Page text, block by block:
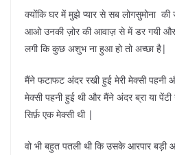
क्योंकि घर में मुझे प्यार से सब लोगसुमोना
आओ उनकी ज़ोर की आवाज़ से में डर गयी और
लगी कि कुछ अशुभ ना हुआ हो तो अच्छा है|
मैंने फटाफट अंदर रखी हुई मेरी मेक्सी पहनी
मेक्सी पहनी हुई थी और मैंने अंदर ब्रा या
सिर्फ़ एक मेक्सी थी |
वो भी बहुत पतली थी कि उसके आरपार